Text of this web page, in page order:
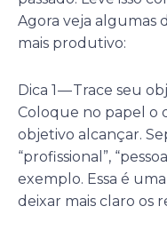
Agora veja algumas
mais produtivo:
Dica 1 — Trace seu
Coloque no papel o
objetivo alcançar.
“profissional”,
exemplo. Essa é
deixar mais claro os